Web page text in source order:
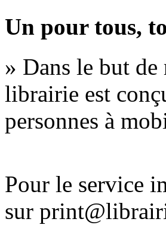
Un pour tous,
» Dans le but de
librairie est
personnes à
Pour le service
sur